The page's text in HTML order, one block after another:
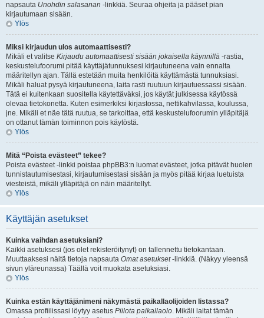
napsauta Unohdin salasanan -linkkiä. Seuraa ohjeita ja pääset pian
kirjautumaan sisään.
Ylös
Miksi kirjaudun ulos automaattisesti?
Mikäli et valitse Kirjaudu automaattisesti sisään jokaisella käynnillä -rastia,
keskustelufoorumi pitää käyttäjätunnuksesi kirjautuneena vain ennalta
määritellyn ajan. Tällä estetään muita henkilöitä käyttämästä tunnuksiasi.
Mikäli haluat pysyä kirjautuneena, laita rasti ruutuun kirjautuessassi sisään.
Tätä ei kuitenkaan suositella käytettäväksi, jos käytät julkisessa käytössä
olevaa tietokonetta. Kuten esimerkiksi kirjastossa, nettikahvilassa, koulussa,
jne. Mikäli et näe tätä ruutua, se tarkoittaa, että keskustelufoorumin ylläpitäjä
on ottanut tämän toiminnon pois käytöstä.
Ylös
Mitä “Poista evästeet” tekee?
Poista evästeet -linkki poistaa phpBB3:n luomat evästeet, jotka pitävät huolen
tunnistautumisestasi, kirjautumisestasi sisään ja myös pitää kirjaa luetuista
viesteistä, mikäli ylläpitäjä on näin määritellyt.
Ylös
Käyttäjän asetukset
Kuinka vaihdan asetuksiani?
Kaikki asetuksesi (jos olet rekisteröitynyt) on tallennettu tietokantaan.
Muuttaaksesi näitä tietoja napsauta Omat asetukset-linkkiä. (Näkyy yleensä
sivun yläreunassa) Täällä voit muokata asetuksiasi.
Ylös
Kuinka estän käyttäjänimeni näkymästä paikallaolijoiden listassa?
Omassa profiilissasi löytyy asetus Piilota paikallaolo. Mikäli laitat tämän